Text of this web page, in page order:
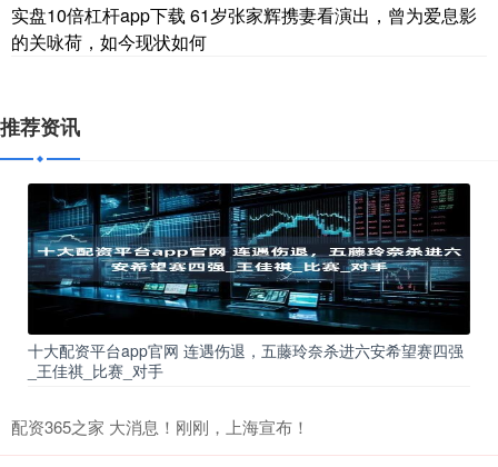
实盘10倍杠杆app下载 61岁张家辉携妻看演出，曾为爱息影
的关咏荷，如今现状如何
推荐资讯
十大配资平台app官网 连遇伤退，五藤玲奈杀进六安希望赛四强
_王佳祺_比赛_对手
配资365之家 大消息！刚刚，上海宣布！